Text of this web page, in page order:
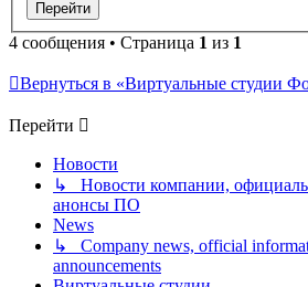
4 сообщения • Страница 1 из 1
Вернуться в «Виртуальные студии
Перейти
Новости
↳ Новости компании,
анонсы ПО
News
↳ Company news, official
announcements